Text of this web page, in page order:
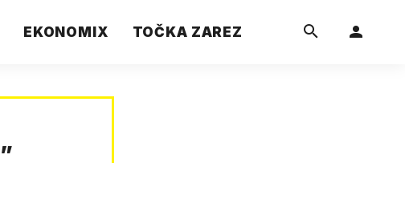
EKONOMIX TOČKA ZAREZ
”